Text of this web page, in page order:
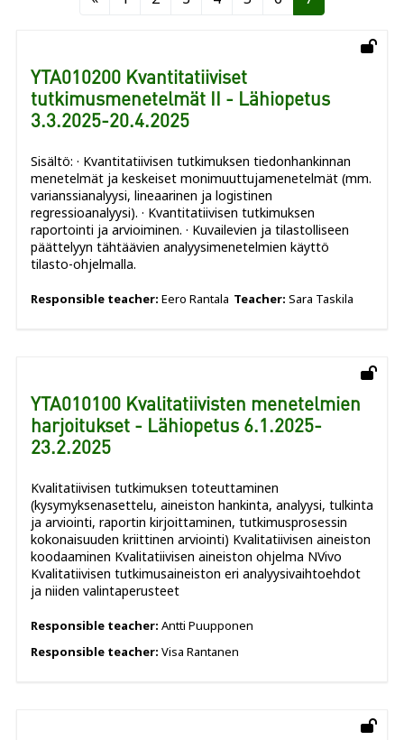
YTA010200 Kvantitatiiviset
tutkimusmenetelmät II - Lähiopetus
3.3.2025-20.4.2025
Sisältö: · Kvantitatiivisen tutkimuksen tiedonhankinnan
menetelmät ja keskeiset monimuuttujamenetelmät (mm.
varianssianalyysi, lineaarinen ja logistinen
regressioanalyysi). · Kvantitatiivisen tutkimuksen
raportointi ja arvioiminen. · Kuvailevien ja tilastolliseen
päättelyyn tähtäävien analyysimenetelmien käyttö
tilasto-ohjelmalla.
Responsible teacher: Eero Rantala Teacher: Sara Taskila
YTA010100 Kvalitatiivisten menetelmien
harjoitukset - Lähiopetus 6.1.2025-
23.2.2025
Kvalitatiivisen tutkimuksen toteuttaminen
(kysymyksenasettelu, aineiston hankinta, analyysi, tulkinta
ja arviointi, raportin kirjoittaminen, tutkimusprosessin
kokonaisuuden kriittinen arviointi) Kvalitatiivisen aineiston
koodaaminen Kvalitatiivisen aineiston ohjelma NVivo
Kvalitatiivisen tutkimusaineiston eri analyysivaihtoehdot
ja niiden valintaperusteet
Responsible teacher: Antti Puupponen
Responsible teacher: Visa Rantanen